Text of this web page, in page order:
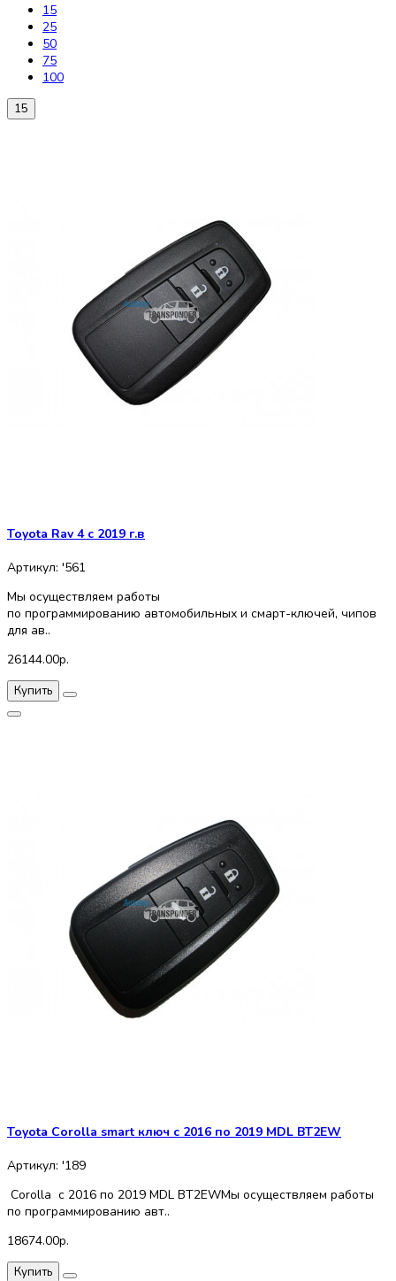
15
25
50
75
100
15
Toyota Rav 4 с 2019 г.в
Артикул: '561
Мы осуществляем работы
по программированию автомобильных и смарт-ключей, чипов
для ав..
26144.00р.
Купить
Toyota Corolla smart ключ с 2016 по 2019 MDL BT2EW
Артикул: '189
Corolla с 2016 по 2019 MDL BT2EWМы осуществляем работы
по программированию авт..
18674.00р.
Купить